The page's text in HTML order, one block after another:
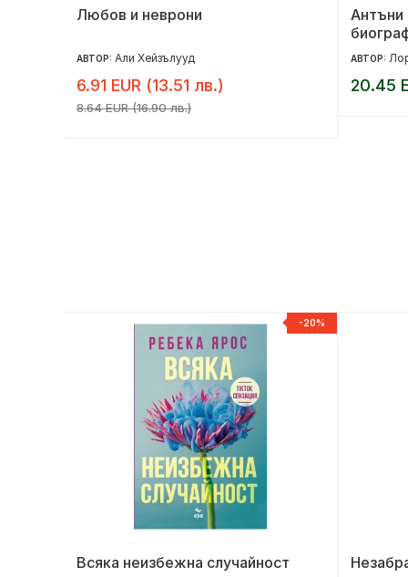
Любов и неврони
АВТОР: Али Хейзълууд
6.91 EUR (13.51 лв.)
8.64 EUR (16.90 лв.)
Антъни
АВТОР:
20.45
-20%
Всяка неизбежна случайност